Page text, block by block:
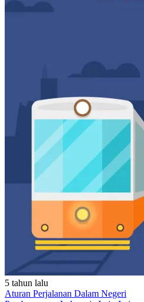
5 tahun lalu
Aturan Perjalanan Dalam Negeri